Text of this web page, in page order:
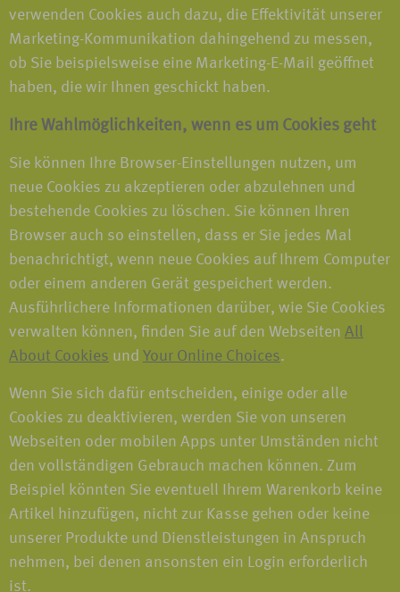
verwenden Cookies auch dazu, die Effektivität unserer
Marketing-Kommunikation dahingehend zu messen,
ob Sie beispielsweise eine Marketing-E-Mail geöffnet
haben, die wir Ihnen geschickt haben.
Ihre Wahlmöglichkeiten, wenn es um Cookies geht
Sie können Ihre Browser-Einstellungen nutzen, um
neue Cookies zu akzeptieren oder abzulehnen und
bestehende Cookies zu löschen. Sie können Ihren
Browser auch so einstellen, dass er Sie jedes Mal
benachrichtigt, wenn neue Cookies auf Ihrem Computer
oder einem anderen Gerät gespeichert werden.
Ausführlichere Informationen darüber, wie Sie Cookies
verwalten können, finden Sie auf den Webseiten All
About Cookies und Your Online Choices.
Wenn Sie sich dafür entscheiden, einige oder alle
Cookies zu deaktivieren, werden Sie von unseren
Webseiten oder mobilen Apps unter Umständen nicht
den vollständigen Gebrauch machen können. Zum
Beispiel könnten Sie eventuell Ihrem Warenkorb keine
Artikel hinzufügen, nicht zur Kasse gehen oder keine
unserer Produkte und Dienstleistungen in Anspruch
nehmen, bei denen ansonsten ein Login erforderlich
ist.